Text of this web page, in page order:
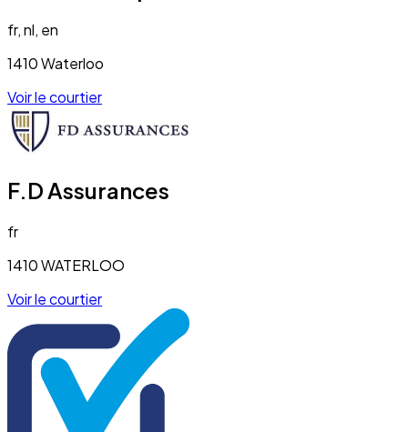
fr, nl, en
1410 Waterloo
Voir le courtier
F.D Assurances
fr
1410 WATERLOO
Voir le courtier